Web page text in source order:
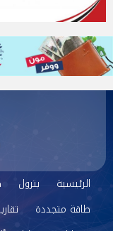
الرئيسية بترول
طاقة متجددة